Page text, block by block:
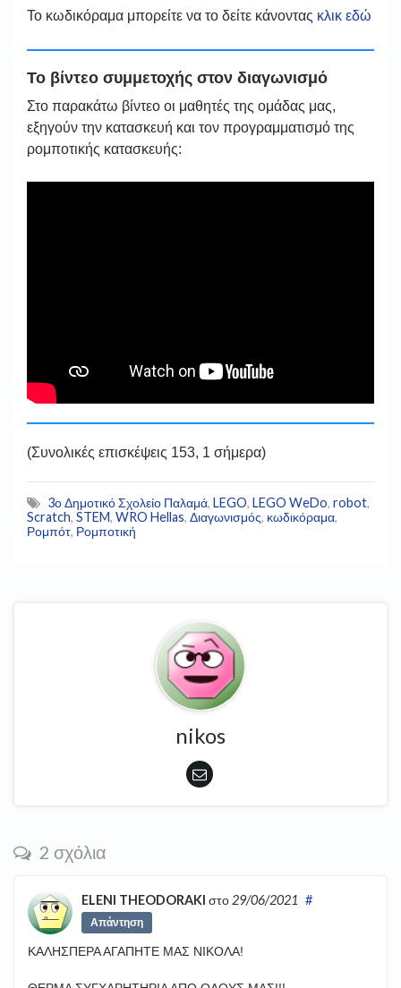
Το κωδικόραμα μπορείτε να το δείτε κάνοντας κλικ εδώ
Το βίντεο συμμετοχής στον διαγωνισμό
Στο παρακάτω βίντεο οι μαθητές της ομάδας μας,
εξηγούν την κατασκευή και τον προγραμματισμό της
ρομποτικής κατασκευής:
(Συνολικές επισκέψεις 153, 1 σήμερα)
3ο Δημοτικό Σχολείο Παλαμά, LEGO, LEGO WeDo, robot,
Scratch, STEM, WRO Hellas, Διαγωνισμός, κωδικόραμα,
Ρομπότ, Ρομποτική
nikos
2 σχόλια
ELENI THEODORAKI στο 29/06/2021 #
Απάντηση
ΚΑΛΗΣΠΕΡΑ ΑΓΑΠΗΤΕ ΜΑΣ ΝΙΚΟΛΑ!